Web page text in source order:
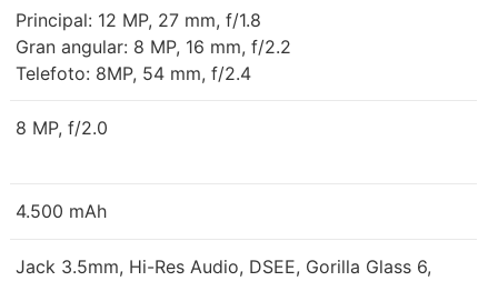
Principal: 12 MP, 27 mm, f/1.8
Gran angular: 8 MP, 16 mm, f/2.2
Telefoto: 8MP, 54 mm, f/2.4
8 MP, f/2.0
4.500 mAh
Jack 3.5mm, Hi-Res Audio, DSEE, Gorilla Glass 6,